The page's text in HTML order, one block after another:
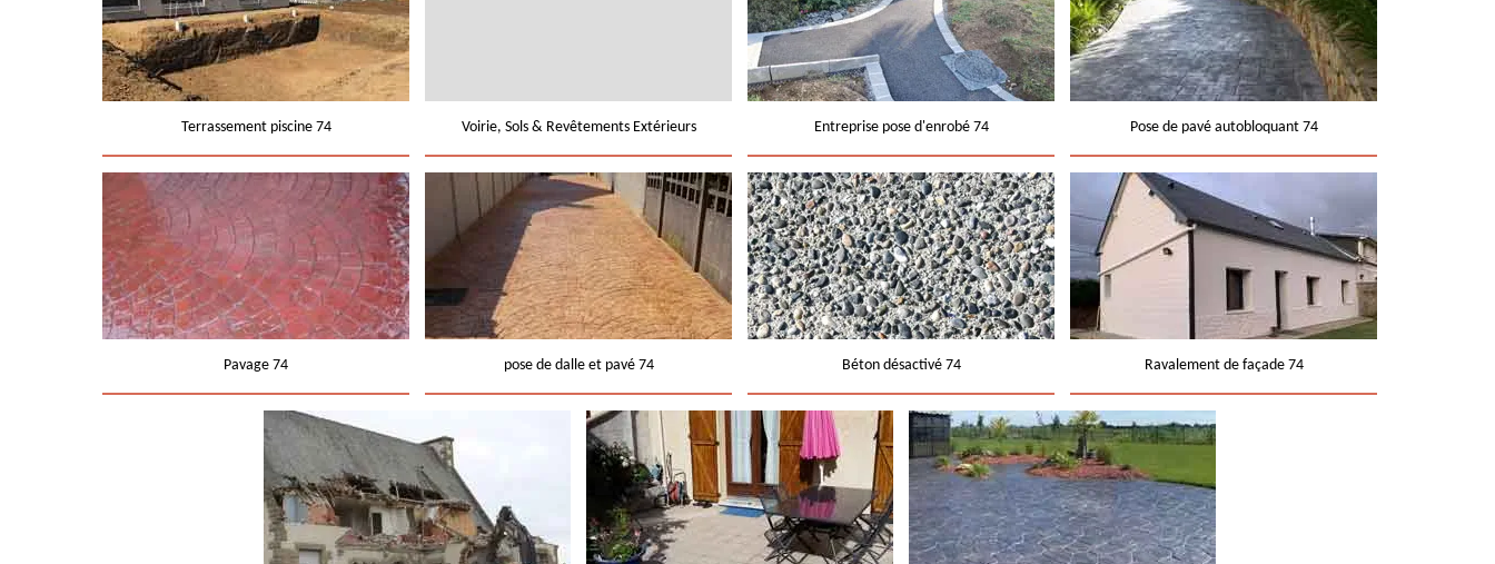
Terrassement piscine 74 Voirie, Sols & Revêtements Extérieurs Entreprise pose d'enrobé 74 Pose de pavé autobloquant 74
Pavage 74 pose de dalle et pavé 74 Béton désactivé 74 Ravalement de façade 74